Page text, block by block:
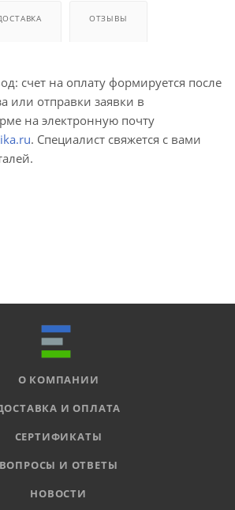
ОТЗЫВЫ
счет на оплату формируется после
или отправки заявки в
на электронную почту
. Специалист свяжется с вами
О КОМПАНИИ
И ОПЛАТА
СЕРТИФИКАТЫ
ВОПРОСЫ И ОТВЕТЫ
НОВОСТИ